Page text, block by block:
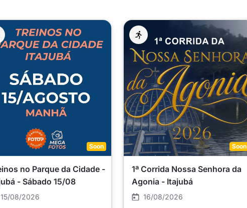
Soon
no Parque da Cidade -
- Sábado 15/08
15/08/2026
Soon
1ª Corrida Nossa Senhora da
Agonia - Itajubá
16/08/2026